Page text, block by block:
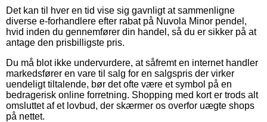
Det kan til hver en tid vise sig gavnligt at sammenligne
diverse e-forhandlere efter rabat på Nuvola Minor pendel,
hvid inden du gennemfører din handel, så du er sikker på at
antage den prisbilligste pris.
Du må blot ikke undervurdere, at såfremt en internet handler
markedsfører en vare til salg for en salgspris der virker
uendeligt tiltalende, bør det ofte være et symbol på en
bedragerisk online forretning. Shopping med kort er trods alt
omsluttet af et lovbud, der skærmer os overfor uægte shops
på nettet.